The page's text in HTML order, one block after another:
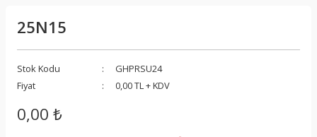
25N15
Stok Kodu
GHPRSU24
Fiyat
0,00 TL + KDV
0,00 ₺